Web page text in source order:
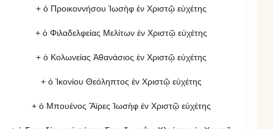
+ ὁ Προικοννήσου Ἰωσὴφ ἐν Χριστῷ εὐχέτης
+ ὁ Φιλαδελφείας Μελίτων ἐν Χριστῷ εὐχέτης
+ ὁ Κολωνείας Ἀθανάσιος ἐν Χριστῷ εὐχέτης
+ ὁ Ἰκονίου Θεόληπτος ἐν Χριστῷ εὐχέτης
+ ὁ Μπουένος Ἄϊρες Ἰωσὴφ ἐν Χριστῷ εὐχέτης